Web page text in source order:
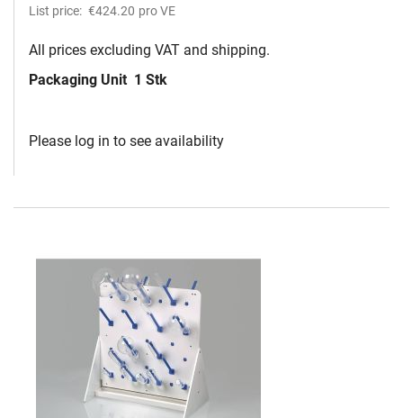
List price: €424.20 pro VE
All prices excluding VAT and shipping.
Packaging Unit 1 Stk
Please log in to see availability